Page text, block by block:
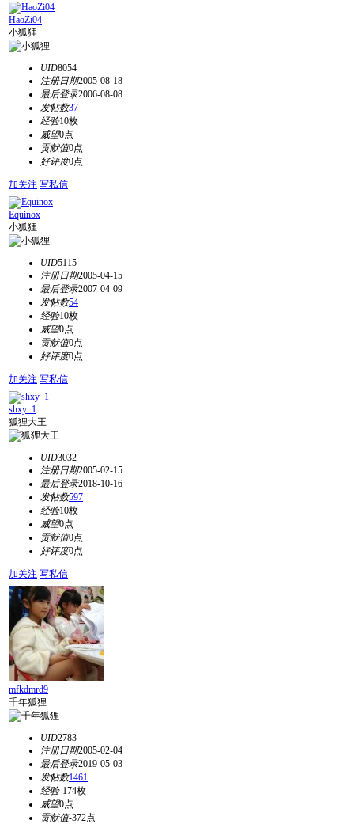
HaoZi04
小狐狸
UID8054
注册日期2005-08-18
最后登录2006-08-08
发帖数37
经验10枚
威望0点
贡献值0点
好评度0点
加关注 写私信
Equinox
小狐狸
UID5115
注册日期2005-04-15
最后登录2007-04-09
发帖数54
经验10枚
威望0点
贡献值0点
好评度0点
加关注 写私信
shxy_1
狐狸大王
UID3032
注册日期2005-02-15
最后登录2018-10-16
发帖数597
经验10枚
威望0点
贡献值0点
好评度0点
加关注 写私信
mfkdmrd9
千年狐狸
UID2783
注册日期2005-02-04
最后登录2019-05-03
发帖数1461
经验-174枚
威望0点
贡献值-372点